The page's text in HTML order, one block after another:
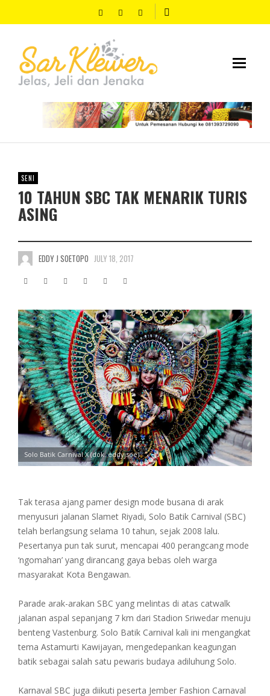
SENI
10 TAHUN SBC TAK MENARIK TURIS
ASING
EDDY J SOETOPO JULY 18, 2017
Solo Batik Carnival X (dok. eddyjsoe)
Tak terasa ajang pamer design mode busana di arak
menyusuri jalanan Slamet Riyadi, Solo Batik Carnival (SBC)
telah berlangsung selama 10 tahun, sejak 2008 lalu.
Pesertanya pun tak surut, mencapai 400 perangcang mode
‘ngomahan’ yang dirancang gaya bebas oleh warga
masyarakat Kota Bengawan.
Parade arak-arakan SBC yang melintas di atas catwalk
jalanan aspal sepanjang 7 km dari Stadion Sriwedar menuju
benteng Vastenburg. Solo Batik Carnival kali ini mengangkat
tema Astamurti Kawijayan, mengedepankan keagungan
batik sebagai salah satu pewaris budaya adiluhung Solo.
Karnaval SBC juga diikuti peserta Jember Fashion Carnaval